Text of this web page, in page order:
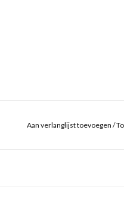
Aan verlanglijst toevoegen /